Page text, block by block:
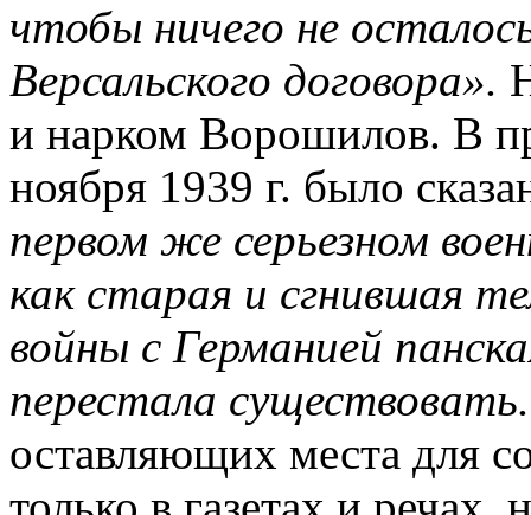
чтобы ничего не
Версальского договора».
и нарком Ворошилов. В
ноября 1939 г. было
первом же серьезном
как старая и сгнившая
войны с Германией
перестала
оставляющих места для